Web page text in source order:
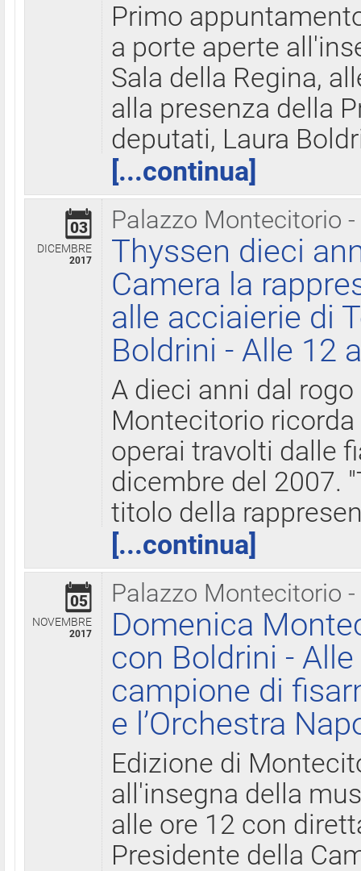
Primo
a porte aperte
Sala della Regina,
alla presenza della
deputati, Laura
[...continua]
Palazzo Montecitorio
03
DICEMBRE
2017
Thyssen dieci
Camera la
alle acciaierie di
Boldrini - Alle 12
A dieci anni dal
Montecitorio
operai travolti dalle
dicembre del 2007.
titolo della
[...continua]
Palazzo Montecitorio
05
NOVEMBRE
2017
Domenica
con Boldrini -
campione di
e l’Orchestra
Edizione di
all'insegna della
alle ore 12 con
Presidente della